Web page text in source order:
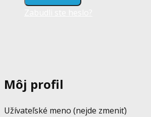
Môj profil
Užívateľské meno (nejde zmeniť)